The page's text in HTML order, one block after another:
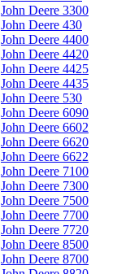
John Deere 3300
John Deere 430
John Deere 4400
John Deere 4420
John Deere 4425
John Deere 4435
John Deere 530
John Deere 6090
John Deere 6602
John Deere 6620
John Deere 6622
John Deere 7100
John Deere 7300
John Deere 7500
John Deere 7700
John Deere 7720
John Deere 8500
John Deere 8700